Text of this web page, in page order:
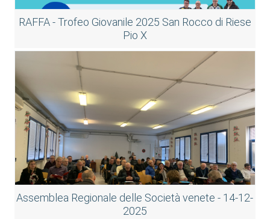
RAFFA - Trofeo Giovanile 2025 San Rocco di Riese
Pio X
Assemblea Regionale delle Società venete - 14-12-
2025